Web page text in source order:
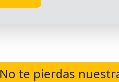
No te pierdas